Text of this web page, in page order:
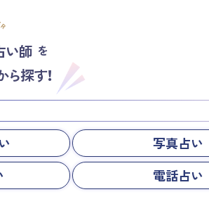
い師 を
探す！
写真占い
電話占い